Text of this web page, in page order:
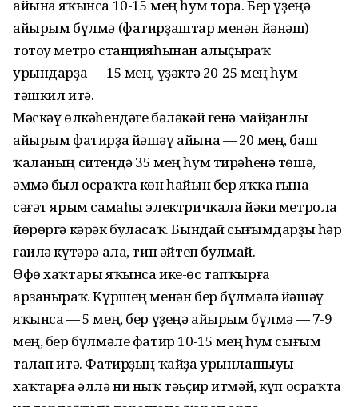
айына яҡынса 10-15 мең һум тора. Бер үҙеңә
айырым бүлмә (фатирҙаштар менән йәнәш)
тотоу метро станцияһынан алыҫыраҡ
урындарҙа — 15 мең, үҙәктә 20-25 мең һум
тәшкил итә.
Мәскәү өлкәһендәге бәләкәй генә майҙанлы
айырым фатирҙа йәшәү айына — 20 мең, баш
ҡаланың ситендә 35 мең һум тирәһенә төшә,
әммә был осраҡта көн һайын бер яҡҡа ғына
сәғәт ярым самаһы электричкала йәки метрола
йөрөргә кәрәк буласаҡ. Бындай сығымдарҙы һәр
ғаилә күтәрә ала, тип әйтеп булмай.
Өфө хаҡтары яҡынса ике-өс тапҡырға
арзаныраҡ. Күршең менән бер бүлмәлә йәшәү
яҡынса — 5 мең, бер үҙеңә айырым бүлмә — 7-9
мең, бер бүлмәле фатир 10-15 мең һум сығым
талап итә. Фатирҙың ҡайҙа урынлашыуы
хаҡтарға әллә ни ныҡ тәьҫир итмәй, күп осраҡта